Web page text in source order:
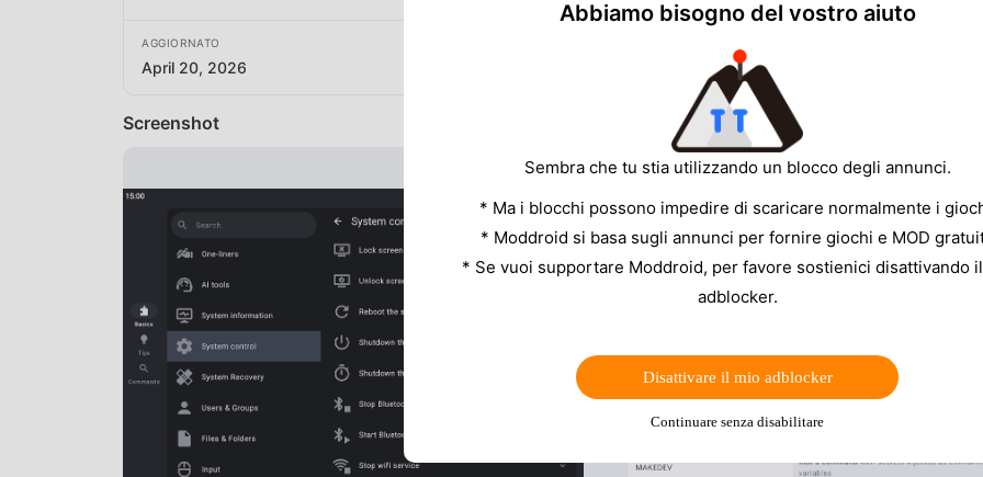
AGGIORNATO
April 20, 2026
Screenshot
Abbiamo bisogno del vostro aiuto
Sembra che tu stia utilizzando un blocco degli annunci.
* Ma i blocchi possono impedire di scaricare normalmente i
* Moddroid si basa sugli annunci per fornire giochi e MOD
* Se vuoi supportare Moddroid, per favore sostienici disattivando
adblocker.
Disattivare il mio adblocker
Continuare senza disabilitare